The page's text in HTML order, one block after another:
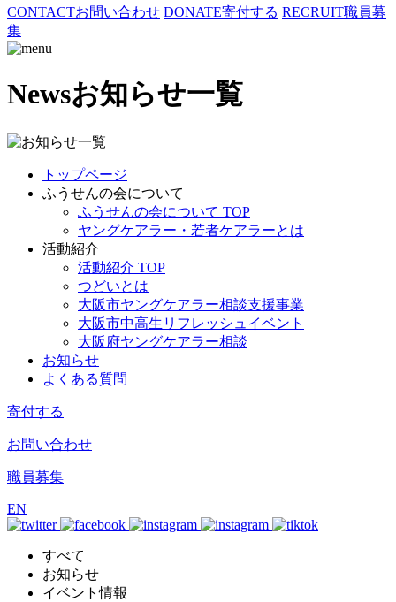
CONTACTお問い合わせ DONATE寄付する RECRUIT職員募
集
Newsお知らせ一覧
トップページ
ふうせんの会について
ふうせんの会について TOP
ヤングケアラー・若者ケアラーとは
活動紹介
活動紹介 TOP
つどいとは
大阪市ヤングケアラー相談支援事業
大阪市中高生リフレッシュイベント
大阪府ヤングケアラー相談
お知らせ
よくある質問
寄付する
お問い合わせ
職員募集
EN
すべて
お知らせ
イベント情報